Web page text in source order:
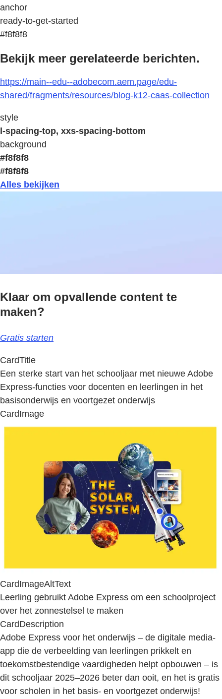
anchor
ready-to-get-started
#f8f8f8
Bekijk meer gerelateerde berichten.
https://main--edu--adobecom.aem.page/edu-
shared/fragments/resources/blog-k12-caas-collection
style
l-spacing-top, xxs-spacing-bottom
background
#f8f8f8
#f8f8f8
Alles bekijken
Klaar om opvallende content te
maken?
Gratis starten
CardTitle
Een sterke start van het schooljaar met nieuwe Adobe
Express-functies voor docenten en leerlingen in het
basisonderwijs en voortgezet onderwijs
CardImage
CardImageAltText
Leerling gebruikt Adobe Express om een schoolproject
over het zonnestelsel te maken
CardDescription
Adobe Express voor het onderwijs – de digitale media-
app die de verbeelding van leerlingen prikkelt en
toekomstbestendige vaardigheden helpt opbouwen – is
dit schooljaar 2025–2026 beter dan ooit, en het is gratis
voor scholen in het basis- en voortgezet onderwijs!